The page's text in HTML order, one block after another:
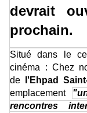
devrait
prochain.
Situé dans le
cinéma : Chez
de
l'Ehpad
emplacement
rencontres